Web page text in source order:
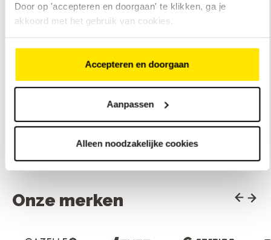
Door op 'accepteren en doorgaan' te klikken, ga je
akkoord met het gebruik van cookies.
Accepteren en doorgaan
Aanpassen
Alleen noodzakelijke cookies
middenmotor, 40 Nm
Actieradius van 50 tot 120
€2.699,-
Bekijk
Nm
Bekijk
Bekijk ons assortiment elektrische fietsen
Onze merken